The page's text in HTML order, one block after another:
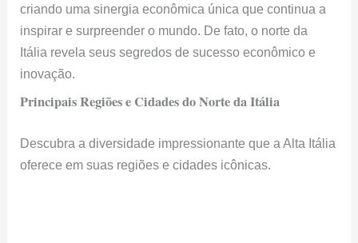
criando uma sinergia econômica única que continua a
inspirar e surpreender o mundo. De fato, o norte da
Itália revela seus segredos de sucesso econômico e
inovação.
Principais Regiões e Cidades do Norte da Itália
Descubra a diversidade impressionante que a Alta Itália
oferece em suas regiões e cidades icônicas.